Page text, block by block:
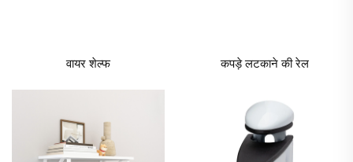
वायर शेल्फ कपड़े लटकाने की रेल